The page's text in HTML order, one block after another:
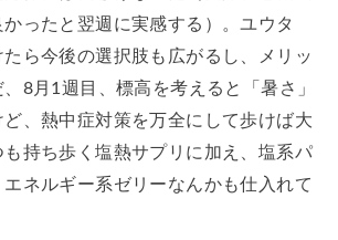
ったと翌週に実感する）。ユウタ
たら今後の選択肢も広がるし、メリッ
、8月1週目、標高を考えると「暑さ」
、熱中症対策を万全にして歩けば大
持ち歩く塩熱サプリに加え、塩系パ
ネルギー系ゼリーなんかも仕入れて